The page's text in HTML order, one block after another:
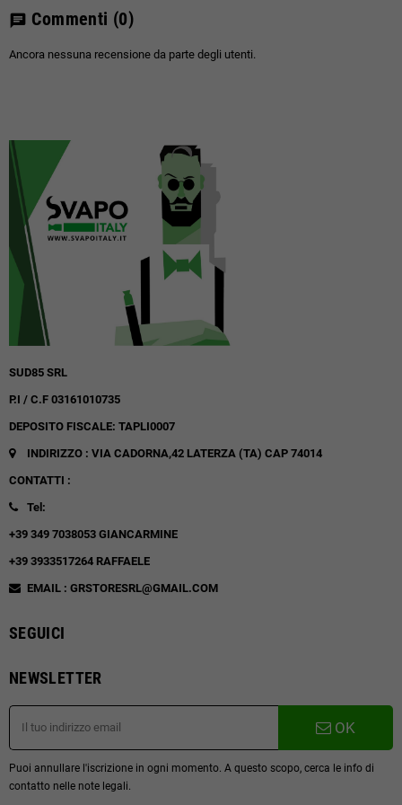
chat Commenti (0)
Ancora nessuna recensione da parte degli utenti.
SUD85 SRL
P.I / C.F 03161010735
DEPOSITO FISCALE: TAPLI0007
INDIRIZZO : VIA CADORNA,42 LATERZA (TA) CAP 74014
CONTATTI :
Tel:
+39 349 7038053 GIANCARMINE
+39 3933517264 RAFFAELE
EMAIL : GRSTORESRL@GMAIL.COM
SEGUICI
NEWSLETTER
OK
Puoi annullare l'iscrizione in ogni momento. A questo scopo, cerca le info di
contatto nelle note legali.